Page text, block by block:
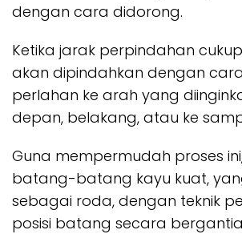
dengan cara didorong.
Ketika jarak perpindahan
akan dipindahkan dengan
perlahan ke arah yang
depan, belakang, atau ke
Guna mempermudah proses
batang-batang kayu kuat,
sebagai roda, dengan teknik
posisi batang secara